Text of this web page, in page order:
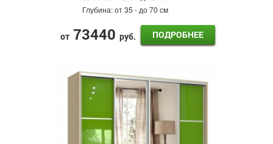
Глубина:от 35 - до 70 см
от 73440 руб. ПОДРОБНЕЕ